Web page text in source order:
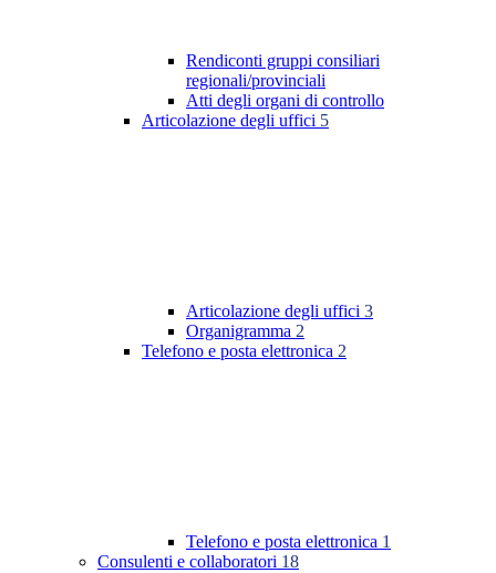
Rendiconti gruppi consiliari
regionali/provinciali
Atti degli organi di controllo
Articolazione degli uffici 5
Articolazione degli uffici 3
Organigramma 2
Telefono e posta elettronica 2
Telefono e posta elettronica 1
Consulenti e collaboratori 18